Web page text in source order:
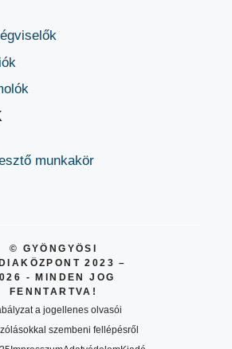
munkakör
© GYÖNGYÖSI
2023 –
- MINDEN JOG
FENNTARTVA!
a jogellenes olvasói
szembeni fellépésről